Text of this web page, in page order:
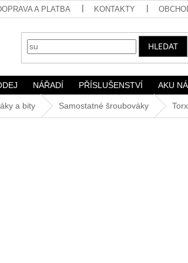
A PLATBA KONTAKTY
HLEDAT
NÁŘADÍ PŘÍSLUŠENSTVÍ AKU
a bity Samostatné šroubováky Torx